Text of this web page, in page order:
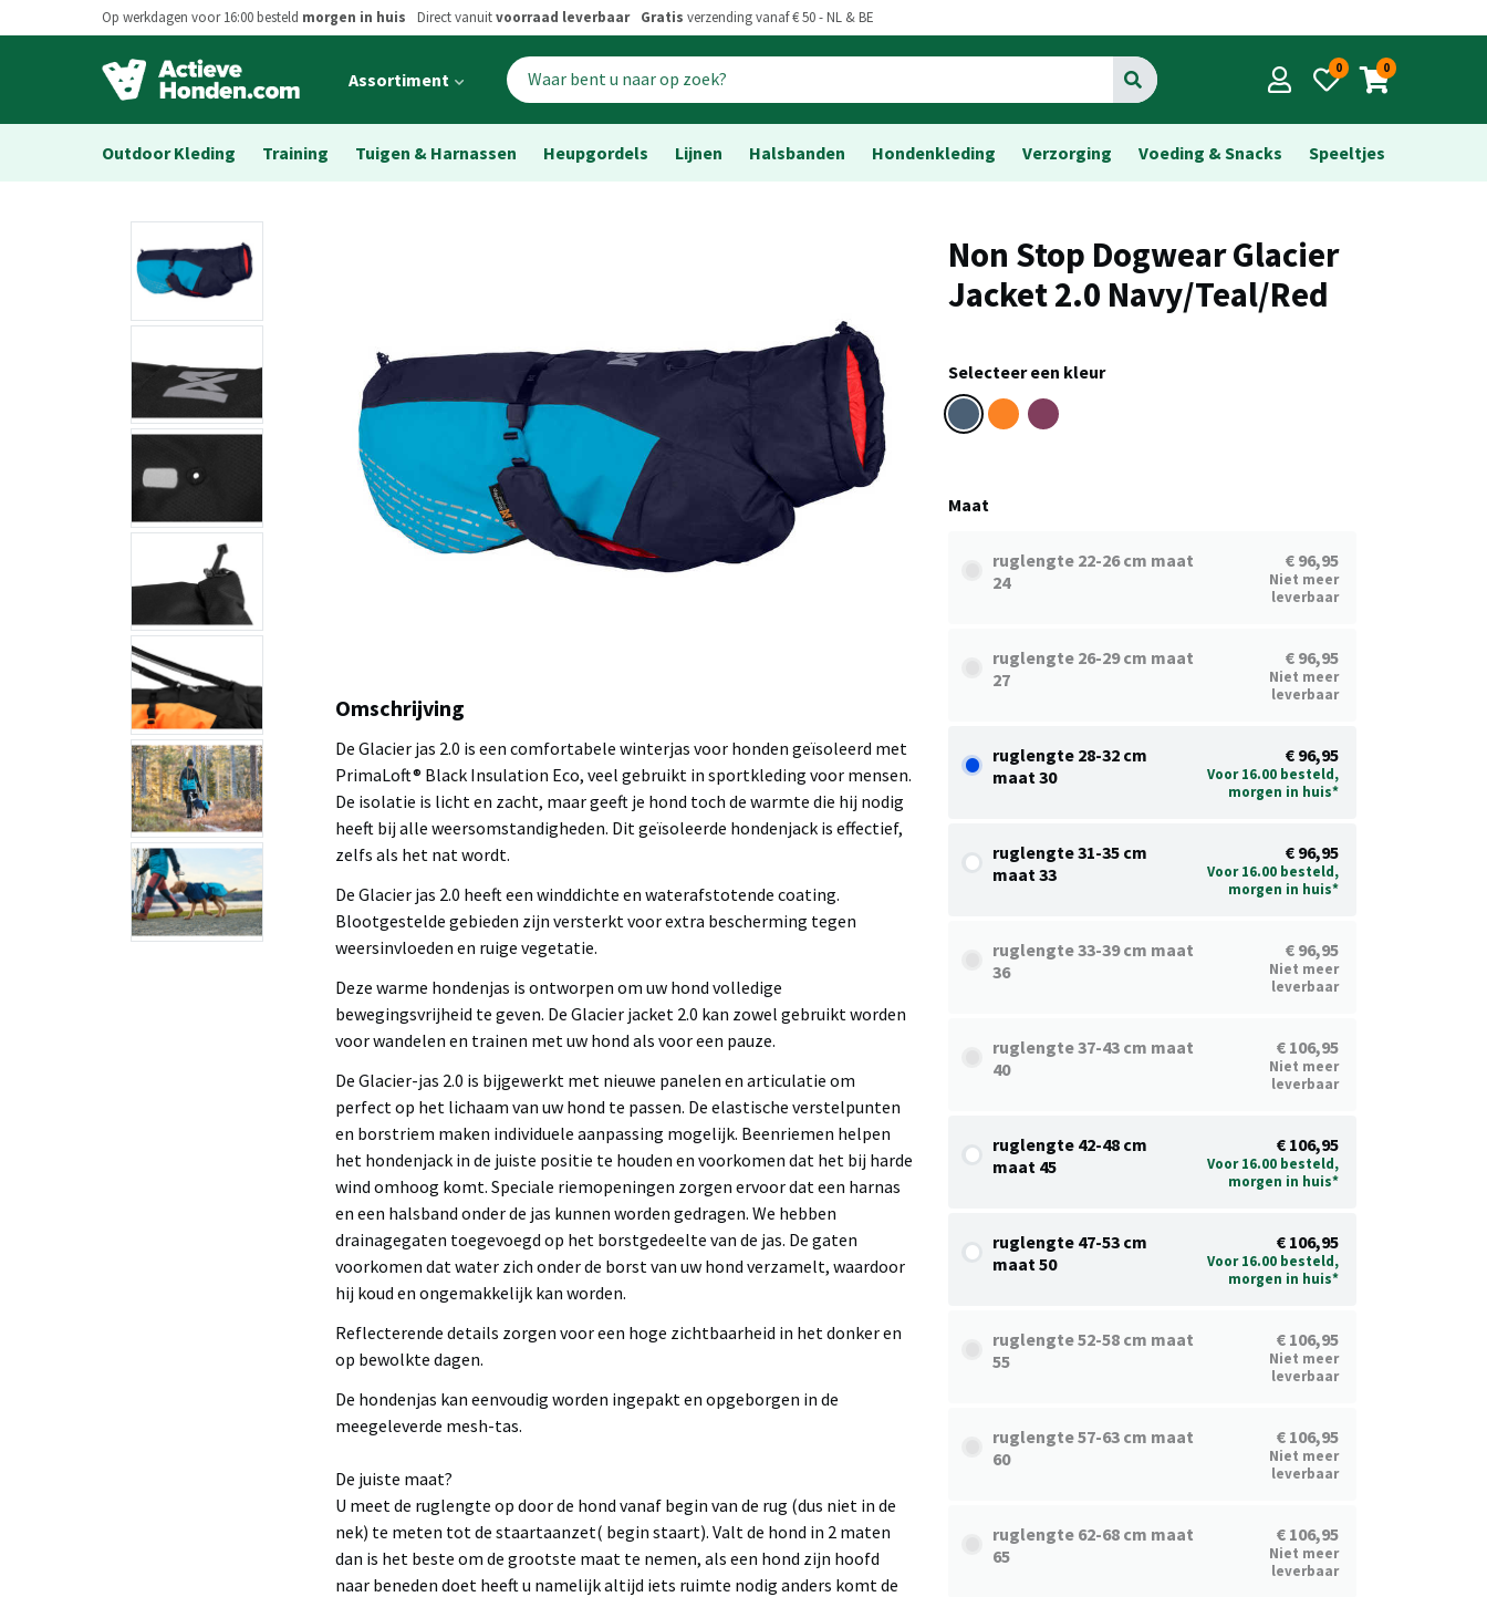
Op werkdagen voor 16:00 besteld morgen in huis Direct vanuitvoorraad leverbaar Gratis verzending vanaf € 50 - NL & BE
Open
menu
Assortiment Go 0 0
Outdoor Kleding Training Tuigen & Harnassen Heupgordels Lijnen Halsbanden Hondenkleding Verzorging Voeding & Snacks Speeltjes
Non Stop Dogwear Glacier
Jacket 2.0 Navy/Teal/Red
Selecteer een kleur
Maat
ruglengte 22-26 cm maat
24
€ 96,95
Niet meer
leverbaar
ruglengte 26-29 cm maat
27
€ 96,95
Niet meer
leverbaar
ruglengte 28-32 cm
maat 30
€ 96,95
Voor 16.00 besteld,
morgen in huis*
ruglengte 31-35 cm
maat 33
€ 96,95
Voor 16.00 besteld,
morgen in huis*
ruglengte 33-39 cm maat
36
€ 96,95
Niet meer
leverbaar
ruglengte 37-43 cm maat
40
€ 106,95
Niet meer
leverbaar
ruglengte 42-48 cm
maat 45
€ 106,95
Voor 16.00 besteld,
morgen in huis*
ruglengte 47-53 cm
maat 50
€ 106,95
Voor 16.00 besteld,
morgen in huis*
ruglengte 52-58 cm maat
55
€ 106,95
Niet meer
leverbaar
ruglengte 57-63 cm maat
60
€ 106,95
Niet meer
leverbaar
ruglengte 62-68 cm maat
65
€ 106,95
Niet meer
leverbaar
Omschrijving
De Glacier jas 2.0 is een comfortabele winterjas voor honden geïsoleerd met
PrimaLoft® Black Insulation Eco, veel gebruikt in sportkleding voor mensen.
De isolatie is licht en zacht, maar geeft je hond toch de warmte die hij nodig
heeft bij alle weersomstandigheden. Dit geïsoleerde hondenjack is effectief,
zelfs als het nat wordt.
De Glacier jas 2.0 heeft een winddichte en waterafstotende coating.
Blootgestelde gebieden zijn versterkt voor extra bescherming tegen
weersinvloeden en ruige vegetatie.
Deze warme hondenjas is ontworpen om uw hond volledige
bewegingsvrijheid te geven. De Glacier jacket 2.0 kan zowel gebruikt worden
voor wandelen en trainen met uw hond als voor een pauze.
De Glacier-jas 2.0 is bijgewerkt met nieuwe panelen en articulatie om
perfect op het lichaam van uw hond te passen. De elastische verstelpunten
en borstriem maken individuele aanpassing mogelijk. Beenriemen helpen
het hondenjack in de juiste positie te houden en voorkomen dat het bij harde
wind omhoog komt. Speciale riemopeningen zorgen ervoor dat een harnas
en een halsband onder de jas kunnen worden gedragen. We hebben
drainagegaten toegevoegd op het borstgedeelte van de jas. De gaten
voorkomen dat water zich onder de borst van uw hond verzamelt, waardoor
hij koud en ongemakkelijk kan worden.
Reflecterende details zorgen voor een hoge zichtbaarheid in het donker en
op bewolkte dagen.
De hondenjas kan eenvoudig worden ingepakt en opgeborgen in de
meegeleverde mesh-tas.
De juiste maat?
U meet de ruglengte op door de hond vanaf begin van de rug (dus niet in de
nek) te meten tot de staartaanzet( begin staart). Valt de hond in 2 maten
dan is het beste om de grootste maat te nemen, als een hond zijn hoofd
naar beneden doet heeft u namelijk altijd iets ruimte nodig anders komt de